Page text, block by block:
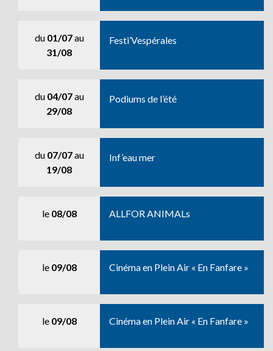
du 01/07au
31/08
Festi’Vespérales
du 04/07au
29/08
Podiums de l’été
du 07/07au
19/08
Inf’eau mer
le 08/08 ALLFOR ANIMALs
le 09/08 Cinéma en Plein Air « En Fanfare »
le 09/08 Cinéma en Plein Air « En Fanfare »